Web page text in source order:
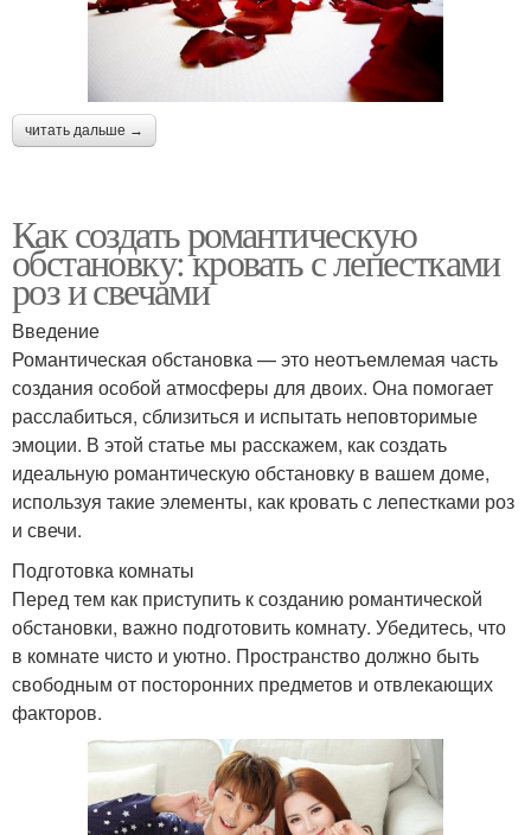
читать дальше →
Как создать романтическую
обстановку: кровать с лепестками
роз и свечами
Введение
Романтическая обстановка — это неотъемлемая часть
создания особой атмосферы для двоих. Она помогает
расслабиться, сблизиться и испытать неповторимые
эмоции. В этой статье мы расскажем, как создать
идеальную романтическую обстановку в вашем доме,
используя такие элементы, как кровать с лепестками роз
и свечи.
Подготовка комнаты
Перед тем как приступить к созданию романтической
обстановки, важно подготовить комнату. Убедитесь, что
в комнате чисто и уютно. Пространство должно быть
свободным от посторонних предметов и отвлекающих
факторов.